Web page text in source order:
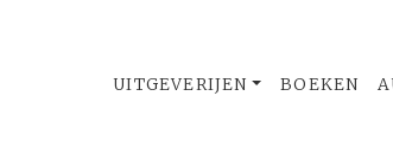
UITGEVERIJEN BOEKEN